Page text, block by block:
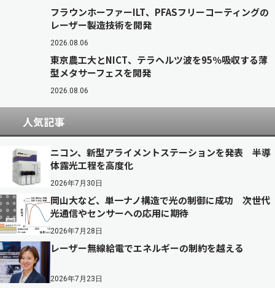
フラウンホーファーILT、PFASフリーコーティングの
レーザー製造技術を開発
2026.08.06
東京農工大とNICT、テラヘルツ波を95％吸収する薄
型メタサーフェスを開発
2026.08.06
人気記事
ニコン、新型アライメントステーションを発表 半導
体露光工程を高度化
2026年7月30日
岡山大など、単一ナノ構造で光の制御に成功 次世代
光通信やセンサーへの応用に期待
2026年7月28日
レーザー無線給電でエネルギーの制約を越える
2026年7月23日